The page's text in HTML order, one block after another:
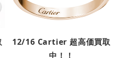
12/16 Cartier 超高価買取
中！！